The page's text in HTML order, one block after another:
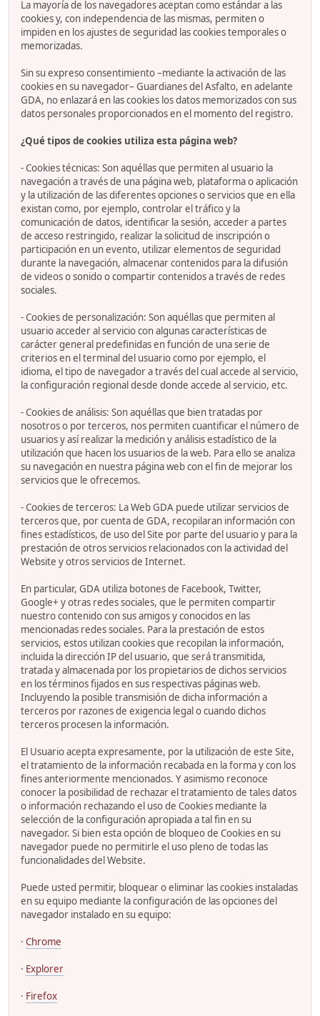
La mayoría de los navegadores aceptan como estándar a las
cookies y, con independencia de las mismas, permiten o
impiden en los ajustes de seguridad las cookies temporales o
memorizadas.
Sin su expreso consentimiento –mediante la activación de las
cookies en su navegador– Guardianes del Asfalto, en adelante
GDA, no enlazará en las cookies los datos memorizados con sus
datos personales proporcionados en el momento del registro.
¿Qué tipos de cookies utiliza esta página web?
- Cookies técnicas: Son aquéllas que permiten al usuario la
navegación a través de una página web, plataforma o aplicación
y la utilización de las diferentes opciones o servicios que en ella
existan como, por ejemplo, controlar el tráfico y la
comunicación de datos, identificar la sesión, acceder a partes
de acceso restringido, realizar la solicitud de inscripción o
participación en un evento, utilizar elementos de seguridad
durante la navegación, almacenar contenidos para la difusión
de videos o sonido o compartir contenidos a través de redes
sociales.
- Cookies de personalización: Son aquéllas que permiten al
usuario acceder al servicio con algunas características de
carácter general predefinidas en función de una serie de
criterios en el terminal del usuario como por ejemplo, el
idioma, el tipo de navegador a través del cual accede al servicio,
la configuración regional desde donde accede al servicio, etc.
- Cookies de análisis: Son aquéllas que bien tratadas por
nosotros o por terceros, nos permiten cuantificar el número de
usuarios y así realizar la medición y análisis estadístico de la
utilización que hacen los usuarios de la web. Para ello se analiza
su navegación en nuestra página web con el fin de mejorar los
servicios que le ofrecemos.
- Cookies de terceros: La Web GDA puede utilizar servicios de
terceros que, por cuenta de GDA, recopilaran información con
fines estadísticos, de uso del Site por parte del usuario y para la
prestación de otros servicios relacionados con la actividad del
Website y otros servicios de Internet.
En particular, GDA utiliza botones de Facebook, Twitter,
Google+ y otras redes sociales, que le permiten compartir
nuestro contenido con sus amigos y conocidos en las
mencionadas redes sociales. Para la prestación de estos
servicios, estos utilizan cookies que recopilan la información,
incluida la dirección IP del usuario, que será transmitida,
tratada y almacenada por los propietarios de dichos servicios
en los términos fijados en sus respectivas páginas web.
Incluyendo la posible transmisión de dicha información a
terceros por razones de exigencia legal o cuando dichos
terceros procesen la información.
El Usuario acepta expresamente, por la utilización de este Site,
el tratamiento de la información recabada en la forma y con los
fines anteriormente mencionados. Y asimismo reconoce
conocer la posibilidad de rechazar el tratamiento de tales datos
o información rechazando el uso de Cookies mediante la
selección de la configuración apropiada a tal fin en su
navegador. Si bien esta opción de bloqueo de Cookies en su
navegador puede no permitirle el uso pleno de todas las
funcionalidades del Website.
Puede usted permitir, bloquear o eliminar las cookies instaladas
en su equipo mediante la configuración de las opciones del
navegador instalado en su equipo:
· Chrome
· Explorer
· Firefox